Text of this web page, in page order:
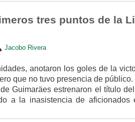
tres puntos de la
Jacobo Rivera
anotaron los goles de la
que no tuvo presencia de
Guimaräes estrenaron el título del
a la inasistencia de aficionados